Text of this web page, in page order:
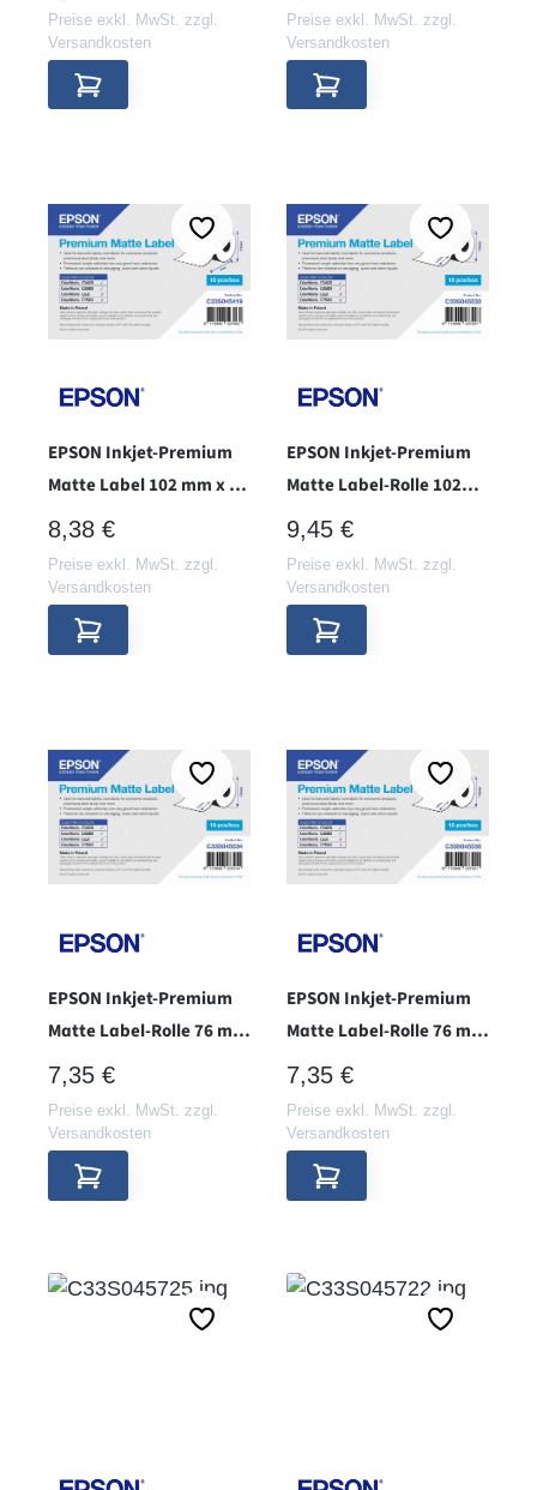
Preise exkl. MwSt. zzgl.
Versandkosten
Preise exkl. MwSt. zzgl.
Versandkosten
EPSON Inkjet-Premium
Matte Label 102 mm x 35
m, endlos - Hülse 38 -
REGULÄRER PREIS:
8,38 €
Preise exkl. MwSt. zzgl.
Versandkosten
EPSON Inkjet-Premium
Matte Label-Rolle 102
mm x 152 mm - Hülse 38 -
REGULÄRER PREIS:
9,45 €
Preise exkl. MwSt. zzgl.
Versandkosten
EPSON Inkjet-Premium
Matte Label-Rolle 76 mm
x 51 mm - Hülse 38 -
REGULÄRER PREIS:
7,35 €
Preise exkl. MwSt. zzgl.
Versandkosten
EPSON Inkjet-Premium
Matte Label-Rolle 76 mm
x 127 mm - Hülse 38 -
REGULÄRER PREIS:
7,35 €
Preise exkl. MwSt. zzgl.
Versandkosten